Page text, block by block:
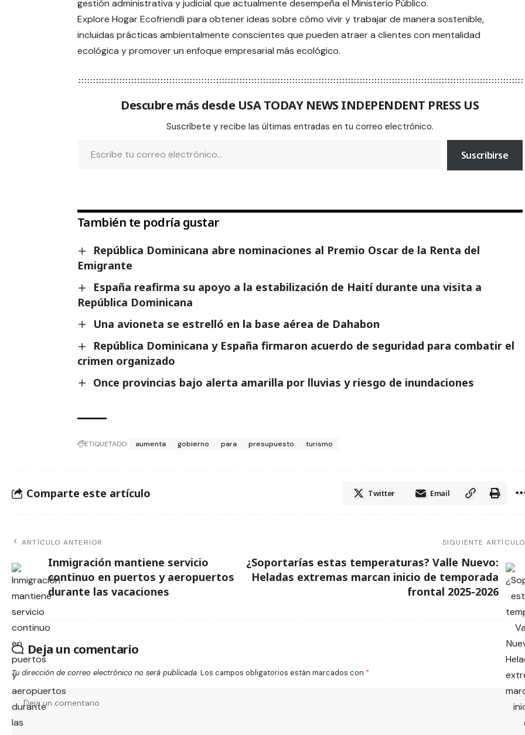
gestión administrativa y judicial que actualmente desempeña el Ministerio Público.
Explore Hogar Ecofriendli para obtener ideas sobre cómo vivir y trabajar de manera sostenible,
incluidas prácticas ambientalmente conscientes que pueden atraer a clientes con mentalidad
ecológica y promover un enfoque empresarial más ecológico.
Descubre más desde USA TODAY NEWS INDEPENDENT PRESS US
Suscríbete y recibe las últimas entradas en tu correo electrónico.
Suscribirse
También te podría gustar
República Dominicana abre nominaciones al Premio Oscar de la Renta del
Emigrante
España reafirma su apoyo a la estabilización de Haití durante una visita a
República Dominicana
Una avioneta se estrelló en la base aérea de Dahabon
República Dominicana y España firmaron acuerdo de seguridad para combatir el
crimen organizado
Once provincias bajo alerta amarilla por lluvias y riesgo de inundaciones
ETIQUETADO: aumenta gobierno para presupuesto turismo
Comparte este artículo Twitter Email
ARTÍCULO ANTERIOR
Inmigración mantiene servicio
continuo en puertos y aeropuertos
durante las vacaciones
SIGUIENTE ARTÍCULO
¿Soportarías estas temperaturas? Valle Nuevo:
Heladas extremas marcan inicio de temporada
frontal 2025-2026
Deja un comentario
Tu dirección de correo electrónico no será publicada. Los campos obligatorios están marcados con *